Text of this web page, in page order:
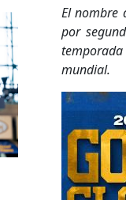
El nombre
por
mundial.